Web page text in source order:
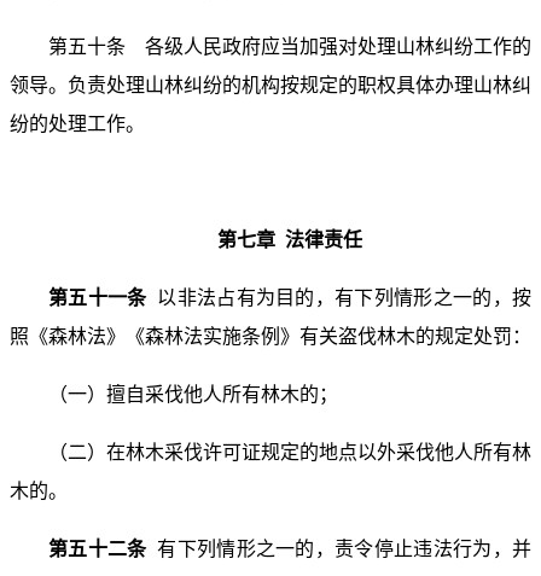
第五十条 各级人民政府应当加强对处理山林纠纷工作的
领导。负责处理山林纠纷的机构按规定的职权具体办理山林纠
纷的处理工作。
第七章 法律责任
第五十一条 以非法占有为目的，有下列情形之一的，按
照《森林法》《森林法实施条例》有关盗伐林木的规定处罚：
（一）擅自采伐他人所有林木的；
（二）在林木采伐许可证规定的地点以外采伐他人所有林
木的。
第五十二条有下列情形之一的，责令停止违法行为，并